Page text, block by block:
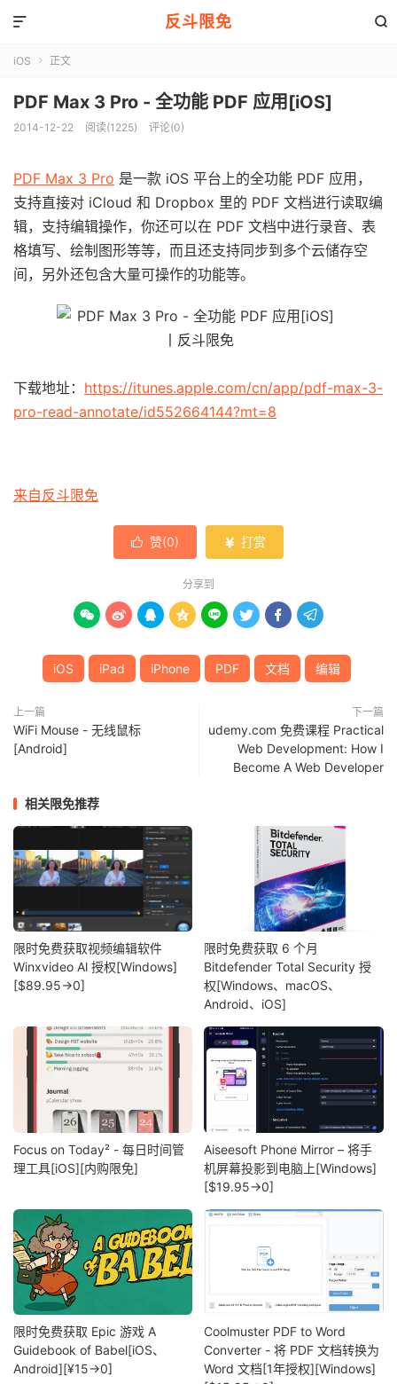
反斗限免 

iOS  正文
PDF Max 3 Pro - 全功能 PDF 应用[iOS]
2014-12-22 阅读(1225) 评论(0)
PDF Max 3 Pro 是一款 iOS 平台上的全功能 PDF 应用，
支持直接对 iCloud 和 Dropbox 里的 PDF 文档进行读取编
辑，支持编辑操作，你还可以在 PDF 文档中进行录音、表
格填写、绘制图形等等，而且还支持同步到多个云储存空
间，另外还包含大量可操作的功能等。
下载地址： https://itunes.apple.com/cn/app/pdf-max-3-
pro-read-annotate/id552664144?mt=8
来自反斗限免
 赞(0)  打赏
分享到
       
iOS iPad iPhone PDF 文档 编辑
上一篇
WiFi Mouse - 无线鼠标
[Android]
下一篇
udemy.com 免费课程 Practical
Web Development: How I
Become A Web Developer
相关限免推荐
限时免费获取视频编辑软件
Winxvideo Al 授权[Windows]
[$89.95→0]
限时免费获取 6 个月
Bitdefender Total Security 授
权[Windows、macOS、
Android、iOS]
Focus on Today² - 每日时间管
理工具[iOS][内购限免]
Aiseesoft Phone Mirror – 将手
机屏幕投影到电脑上[Windows]
[$19.95→0]
限时免费获取 Epic 游戏 A
Guidebook of Babel[iOS、
Android][¥15→0]
Coolmuster PDF to Word
Converter - 将 PDF 文档转换为
Word 文档[1年授权][Windows]